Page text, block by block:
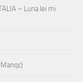
– Luna lei mi